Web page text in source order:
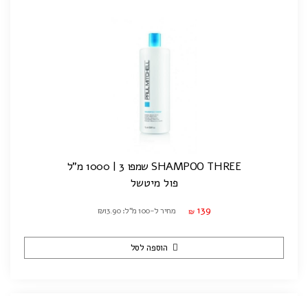
SHAMPOO THREE שמפו 3 | 1000 מ"ל
פול מיטשל
₪ 139 מחיר ל-100 מ"ל: ₪13.90
הוספה לסל